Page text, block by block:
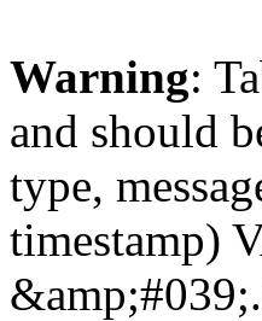
Warning:
and should
type,
timestamp)